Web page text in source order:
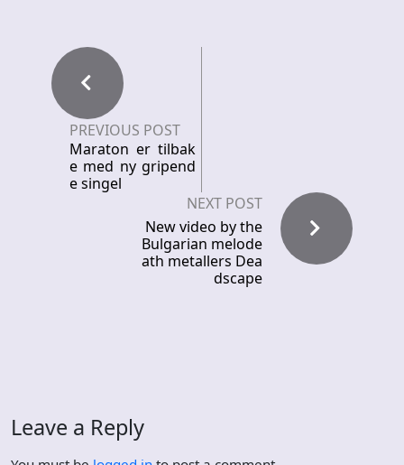
PREVIOUS POST
Maraton er tilbak
e med ny gripend
e singel
NEXT POST
New video by the
Bulgarian melode
ath metallers Dea
dscape
Leave a Reply